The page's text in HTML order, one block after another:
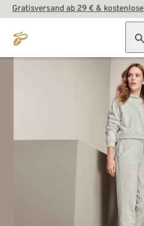
Gratisversand ab 29 € &